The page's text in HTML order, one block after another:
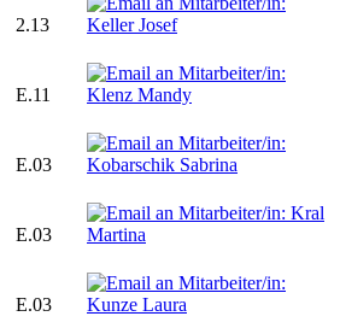
2.13
E.11
E.03
E.03
E.03